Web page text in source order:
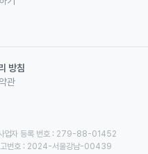
방침
관
업자 등록 번호 : 279-88-01452
고번호 : 2024-서울강남-00439